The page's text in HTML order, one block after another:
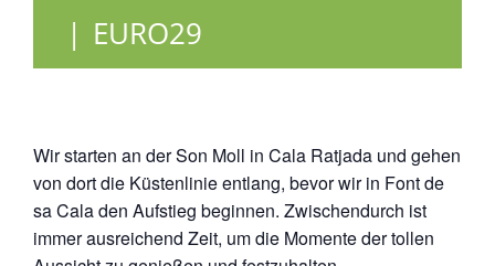
| EURO29
Wir starten an der Son Moll in Cala Ratjada und gehen
von dort die Küstenlinie entlang, bevor wir in Font de
sa Cala den Aufstieg beginnen. Zwischendurch ist
immer ausreichend Zeit, um die Momente der tollen